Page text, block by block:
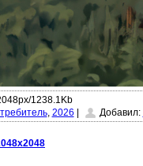
1238.1Kb
, 2026 | Добавил: